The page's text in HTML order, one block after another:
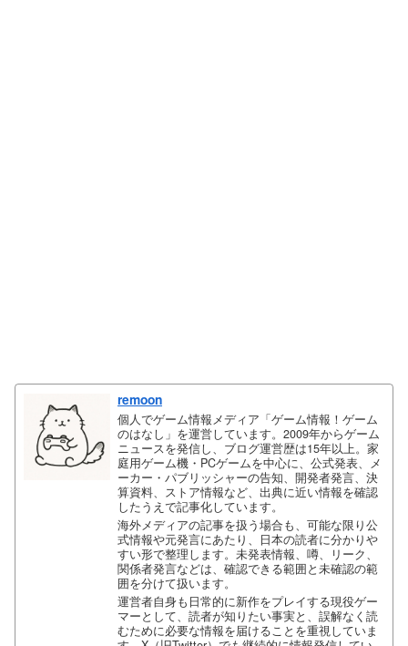
remoon
個人でゲーム情報メディア「ゲーム情報！ゲーム
のはなし」を運営しています。2009年からゲーム
ニュースを発信し、ブログ運営歴は15年以上。家
庭用ゲーム機・PCゲームを中心に、公式発表、メ
ーカー・パブリッシャーの告知、開発者発言、決
算資料、ストア情報など、出典に近い情報を確認
したうえで記事化しています。
海外メディアの記事を扱う場合も、可能な限り公
式情報や元発言にあたり、日本の読者に分かりや
すい形で整理します。未発表情報、噂、リーク、
関係者発言などは、確認できる範囲と未確認の範
囲を分けて扱います。
運営者自身も日常的に新作をプレイする現役ゲー
マーとして、読者が知りたい事実と、誤解なく読
むために必要な情報を届けることを重視していま